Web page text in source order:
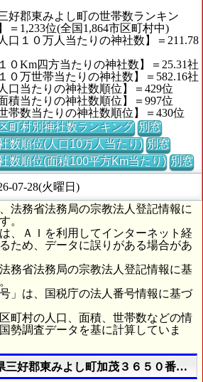
三好郡東みよし町の世帯数ランキン
＝1,233位(全国1,864市区町村中)
人口１０万人当たりの神社数】＝211.78
１０Km四方当たりの神社数】＝25.31社
１０万世帯当たりの神社数】＝582.16社
人口当たりの神社数順位】＝429位
面積当たりの神社数順位】＝997位
世帯数当たりの神社数順位】＝430位
町村別神社数ランキング 別窓
数順位(人口10万人当たり) 別窓
数順位(面積100平方Km当たり) 別窓
07-28(火曜日)
法務省法務局の宗教法人登記情報に
。
、ＡＩを利用してインターネット経
ため、データに誤りがある場合があ
務省法務局の宗教法人登記情報に基
」は、国税庁の法人番号情報に基づ
町村の人口、面積、世帯数などの情
勢調査データを基に計算していま
三好郡東みよし町加茂３６５０番地